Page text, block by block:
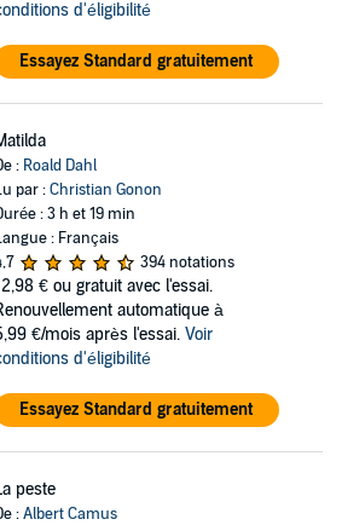
d'éligibilité
Essayez Standard gratuitement
: Roald Dahl
par :Christian Gonon
: 3 h et 19 min
: Français
394 notations
€ ou gratuit avec l'essai.
automatique à
€/mois après l'essai. Voir
d'éligibilité
Essayez Standard gratuitement
peste
:Albert Camus